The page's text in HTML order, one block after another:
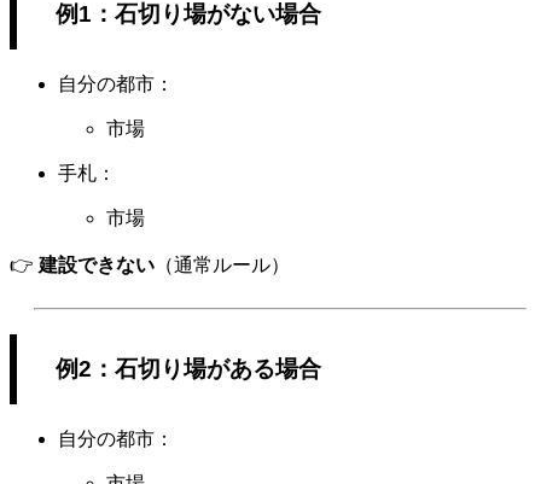
例1：石切り場がない場合
自分の都市：
市場
手札：
市場
👉 建設できない （通常ルール）
例2：石切り場がある場合
自分の都市：